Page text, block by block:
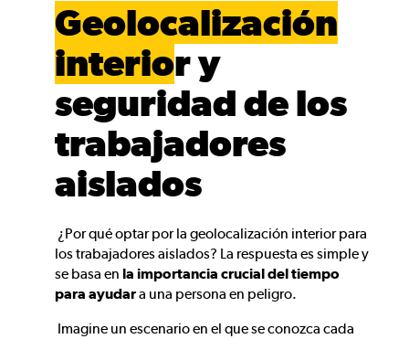
Geolocalización
interior y
seguridad de los
trabajadores
aislados
¿Por qué optar por la geolocalización interior para
los trabajadores aislados? La respuesta es simple y
se basa en la importancia crucial del tiempo
para ayudara una persona en peligro.
Imagine un escenario en el que se conozca cada